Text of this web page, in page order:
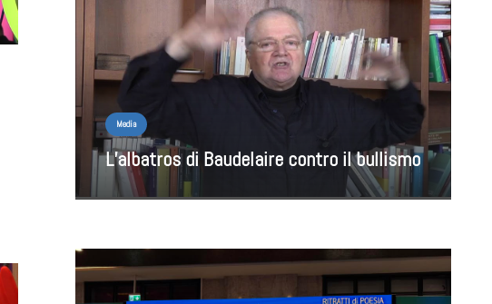
Media
L’albatros di Baudelaire contro il bullismo